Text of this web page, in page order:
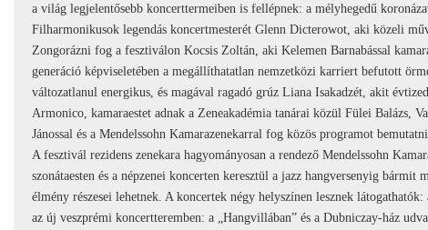
a világ legjelentősebb koncerttermeiben is fellépnek: a mélyhegedű
Filharmonikusok legendás koncertmesterét Glenn Dicterowot, aki közeli
Zongorázni fog a fesztiválon Kocsis Zoltán, aki Kelemen Barnabással
generáció képviseletében a megállíthatatlan nemzetközi karriert befutott
változatlanul energikus, és magával ragadó grúz Liana Isakadzét, akit
Armonico, kamaraestet adnak a Zeneakadémia tanárai közül Fülei Balázs,
Jánossal és a Mendelssohn Kamarazenekarral fog közös programot
A fesztivál rezidens zenekara hagyományosan a rendező Mendelssohn
szonátaesten és a népzenei koncerten keresztül a jazz hangversenyig
élmény részesei lehetnek. A koncertek négy helyszínen lesznek
az új veszprémi koncertteremben: a „Hangvillában” és a Dubniczay-ház